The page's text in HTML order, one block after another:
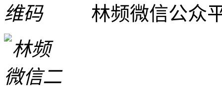
林频微信公众